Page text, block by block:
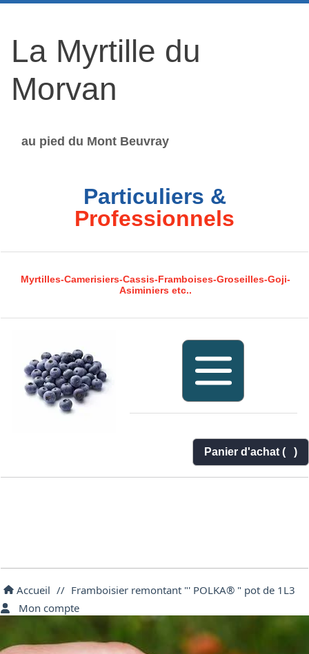
La Myrtille du
Morvan
au pied du Mont Beuvray
Particuliers &
Professionnels
Myrtilles-Camerisiers-Cassis-Framboises-Groseilles-Goji-
Asiminiers etc..
Panier d'achat ( )
Accueil // Framboisier remontant "' POLKA® " pot de 1L3
Mon compte